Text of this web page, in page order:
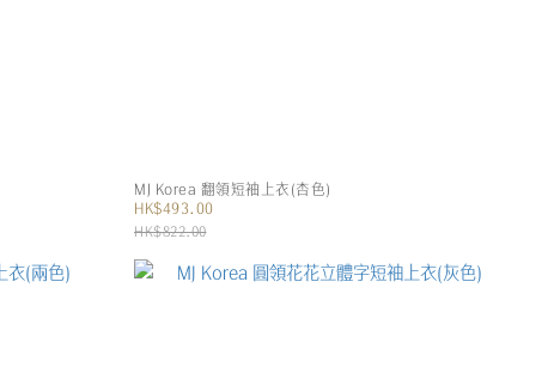
MJ Korea 翻領短袖上衣(杏色)
HK$493.00
HK$822.00